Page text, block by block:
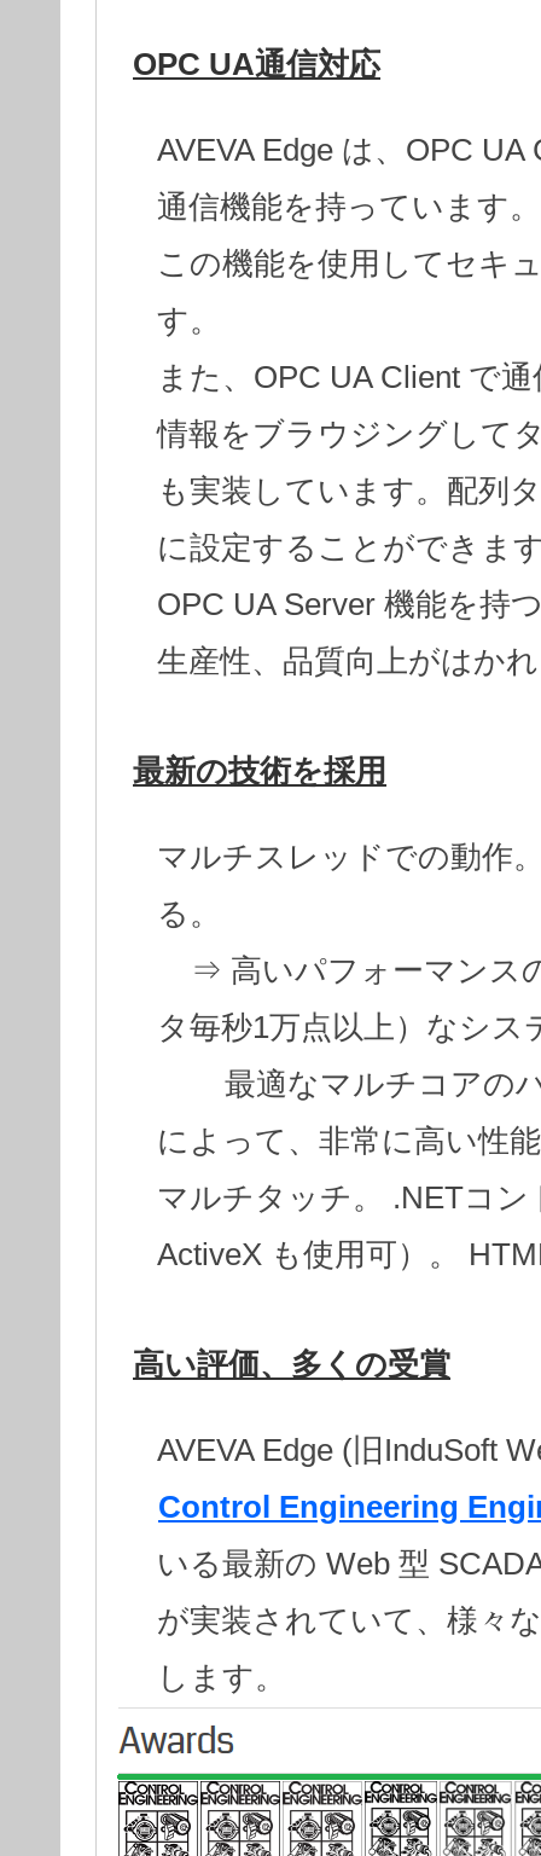
OPC UA通信対応
AVEVA Edge は、OPC
通信機能を持っています。
この機能を使用してセキ
す。
また、OPC UA Client で
情報をブラウジングして
も実装しています。配列
に設定することができま
OPC UA Server 機能を持
生産性、品質向上がはか
最新の技術を採用
マルチスレッドでの動作
る。
⇒ 高いパフォーマンス
タ毎秒1万点以上）なシス
最適なマルチコアのハ
によって、非常に高い性
マルチタッチ。 .NETコ
ActiveX も使用可）。
高い評価、多くの受賞
AVEVA Edge (旧InduSoft
Control Engineering
いる最新の Web 型
が実装されていて、様々
します。